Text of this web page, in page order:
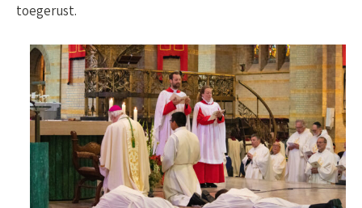
toegerust.